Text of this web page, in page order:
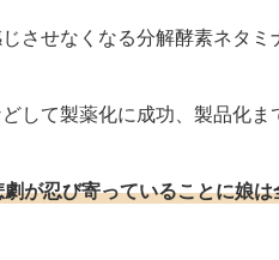
させなくなる分解酵素ネタミ
して製薬化に成功、製品化ま
が忍び寄っていることに娘